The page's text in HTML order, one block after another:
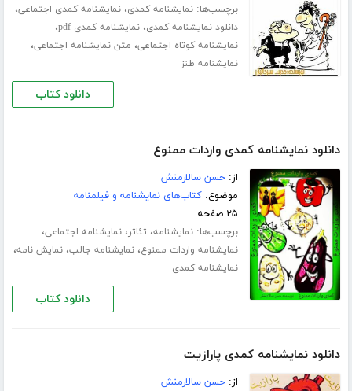
برچسب‌ها:نمایشنامه کمدی،نمایشنامه کمدی اجتماعی،
دانلود نمایشنامه کمدی،نمایشنامه کمدی pdf ،
نمایشنامه کوتاه اجتماعی، متن نمایشنامه اجتماعی،
نمایشنامه طنز
دانلود کتاب
دانلود نمایشنامه کمدی واردات ممنوع
از:حسن سالارمنش
موضوع:کتاب‌های نمایشنامه و فیلمنامه
۲۵ صفحه
برچسب‌ها:نمایشنامه، تئاتر،نمایشنامه اجتماعی،
نمایشنامه واردات ممنوع،نمایشنامه جالب،نمایش نامه،
نمایشنامه کمدی
دانلود کتاب
دانلود نمایشنامه کمدی پارازیت
از:حسن سالارمنش